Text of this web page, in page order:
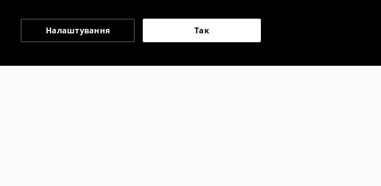
Налаштування Так